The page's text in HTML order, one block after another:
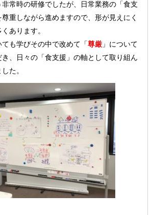
常時の研修でしたが、日常業務の 「食支
重しながら進めま すので、形が見えにく
あります。
も学びその中で改めて「 尊厳 」について
、日々の「食支援」の軸として取り組ん
た。